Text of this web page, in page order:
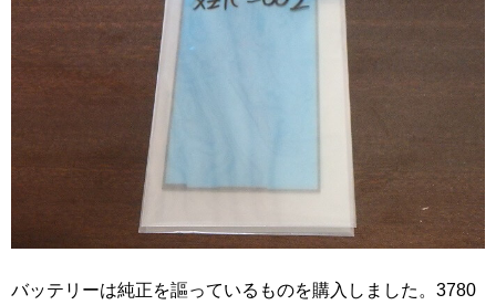
バッテリーは純正を謳っているものを購入しました。3780